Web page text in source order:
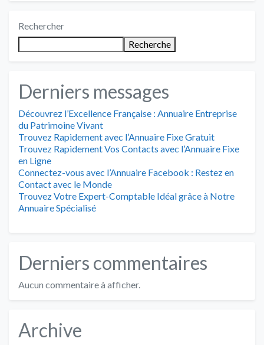
Rechercher
Recherche
Derniers messages
Découvrez l’Excellence Française : Annuaire Entreprise
du Patrimoine Vivant
Trouvez Rapidement avec l’Annuaire Fixe Gratuit
Trouvez Rapidement Vos Contacts avec l’Annuaire Fixe
en Ligne
Connectez-vous avec l’Annuaire Facebook : Restez en
Contact avec le Monde
Trouvez Votre Expert-Comptable Idéal grâce à Notre
Annuaire Spécialisé
Derniers commentaires
Aucun commentaire à afficher.
Archive